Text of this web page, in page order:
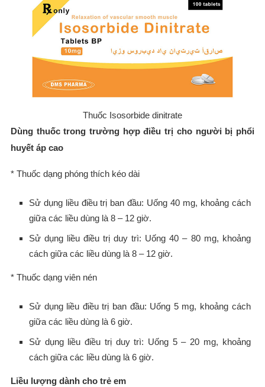
Thuốc Isosorbide dinitrate
Dùng thuốc trong trường hợp điều trị cho người bị phổi
huyết áp cao
* Thuốc dạng phóng thích kéo dài
Sử dụng liều điều trị ban đầu: Uống 40 mg, khoảng cách
giữa các liều dùng là 8 – 12 giờ.
Sử dụng liều điều trị duy trì: Uống 40 – 80 mg, khoảng
cách giữa các liều dùng là 8 – 12 giờ.
* Thuốc dạng viên nén
Sử dụng liều điều trị ban đầu: Uống 5 mg, khoảng cách
giữa các liều dùng là 6 giờ.
Sử dụng liều điều trị duy trì: Uống 5 – 20 mg, khoảng
cách giữa các liều dùng là 6 giờ.
Liều lượng dành cho trẻ em